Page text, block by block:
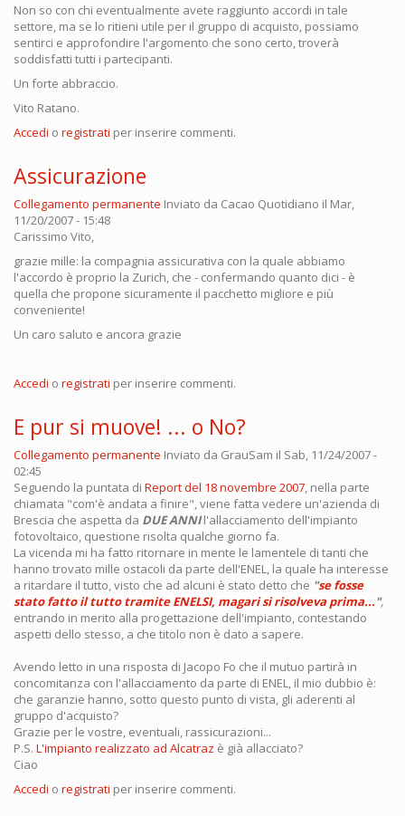
Non so con chi eventualmente avete raggiunto accordi in tale
settore, ma se lo ritieni utile per il gruppo di acquisto, possiamo
sentirci e approfondire l'argomento che sono certo, troverà
soddisfatti tutti i partecipanti.
Un forte abbraccio.
Vito Ratano.
Accedi o registrati per inserire commenti.
Assicurazione
Collegamento permanente Inviato da Cacao Quotidiano il Mar,
11/20/2007 - 15:48
Carissimo Vito,
grazie mille: la compagnia assicurativa con la quale abbiamo
l'accordo è proprio la Zurich, che - confermando quanto dici - è
quella che propone sicuramente il pacchetto migliore e più
conveniente!
Un caro saluto e ancora grazie
Accedi o registrati per inserire commenti.
E pur si muove! ... o No?
Collegamento permanente Inviato da GrauSam il Sab, 11/24/2007 -
02:45
Seguendo la puntata di Report del 18 novembre 2007 , nella parte
chiamata "com'è andata a finire", viene fatta vedere un'azienda di
Brescia che aspetta da DUE ANNIl'allacciamento dell'impianto
fotovoltaico, questione risolta qualche giorno fa.
La vicenda mi ha fatto ritornare in mente le lamentele di tanti che
hanno trovato mille ostacoli da parte dell'ENEL, la quale ha interesse
a ritardare il tutto, visto che ad alcuni è stato detto che "se fosse
stato fatto il tutto tramite ENELSI, magari si risolveva prima...",
entrando in merito alla progettazione dell'impianto, contestando
aspetti dello stesso, a che titolo non è dato a sapere.
Avendo letto in una risposta di Jacopo Fo che il mutuo partirà in
concomitanza con l'allacciamento da parte di ENEL, il mio dubbio è:
che garanzie hanno, sotto questo punto di vista, gli aderenti al
gruppo d'acquisto?
Grazie per le vostre, eventuali, rassicurazioni...
P.S. L'impianto realizzato ad Alcatraz è già allacciato?
Ciao
Accedi o registrati per inserire commenti.